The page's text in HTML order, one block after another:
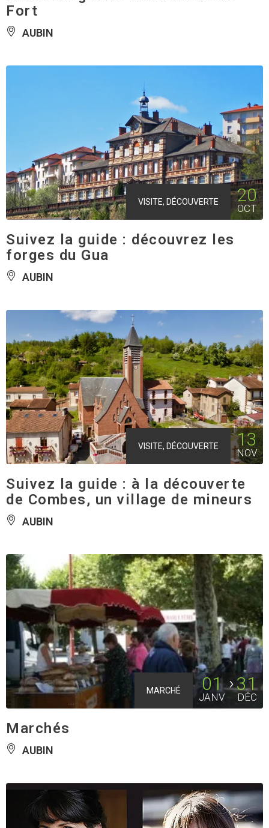
Fort
AUBIN
VISITE, DÉCOUVERTE 20
OCT
Suivez la guide : découvrez les
forges du Gua
AUBIN
VISITE, DÉCOUVERTE 13
NOV
Suivez la guide : à la découverte
de Combes, un village de mineurs
AUBIN
MARCHÉ 01
JANV
31
DÉC
Marchés
AUBIN